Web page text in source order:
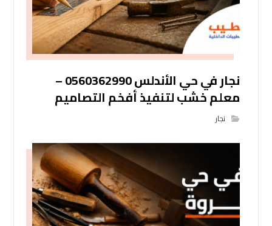
نجار في حي الأندلس 0560362990 –
معلم خشب لتنفيذ أفخم التصاميم
نجار